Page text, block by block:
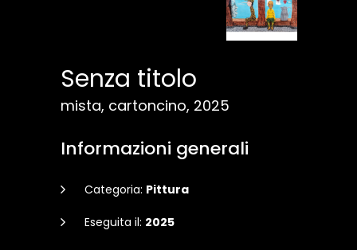
Senza titolo
mista, cartoncino, 2025
Informazioni generali
Categoria: Pittura
Eseguita il: 2025